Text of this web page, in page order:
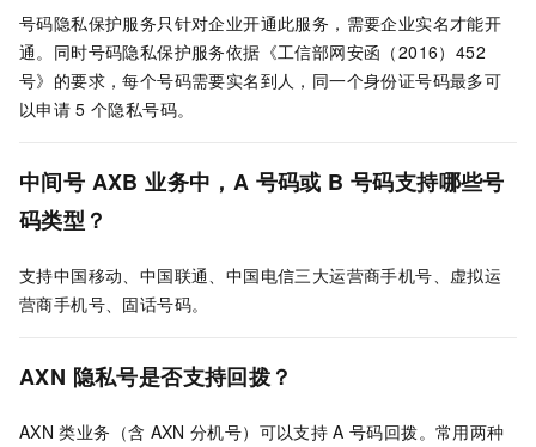
号码隐私保护服务只针对企业开通此服务，需要企业实名才能开
通。同时号码隐私保护服务依据《工信部网安函（2016）452
号》的要求，每个号码需要实名到人，同一个身份证号码最多可
以申请 5 个隐私号码。
中间号 AXB 业务中，A 号码或 B 号码支持哪些号
码类型？
支持中国移动、中国联通、中国电信三大运营商手机号、虚拟运
营商手机号、固话号码。
AXN 隐私号是否支持回拨？
AXN 类业务（含 AXN 分机号）可以支持 A 号码回拨。常用两种